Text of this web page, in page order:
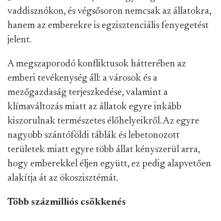
vaddisznókon, és végsősoron nemcsak az állatokra,
hanem az emberekre is egzisztenciális fenyegetést
jelent.
A megszaporodó konfliktusok hátterében az
emberi tevékenység áll: a városok és a
mezőgazdaság terjeszkedése, valamint a
klímaváltozás miatt az állatok egyre inkább
kiszorulnak természetes élőhelyeikről. Az egyre
nagyobb szántóföldi táblák és lebetonozott
területek miatt egyre több állat kényszerül arra,
hogy emberekkel éljen együtt, ez pedig alapvetően
alakítja át az ökoszisztémát.
Több százmilliós csökkenés